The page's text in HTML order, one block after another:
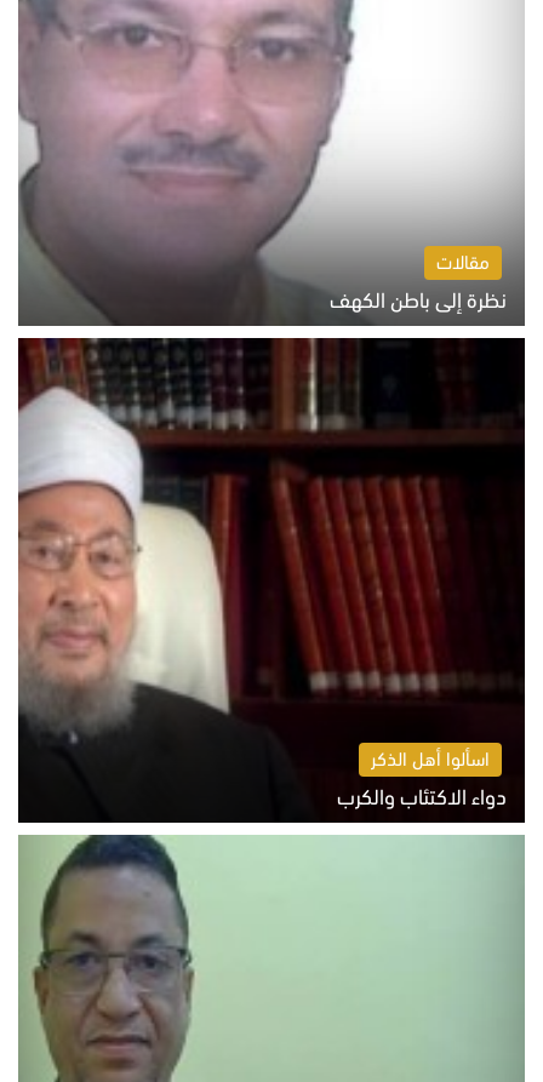
مقالات
نظرة إلى باطن الكهف
السبت 8 أغسطس 2026 11:04 ص
اسألوا أهل الذكر
دواء الاكتئاب والكرب
السبت 8 أغسطس 2026 10:54 ص